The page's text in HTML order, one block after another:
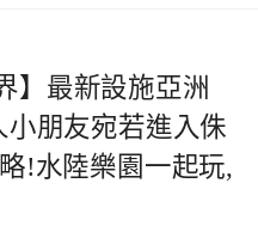
】最新設施亞洲
朋友宛若進入侏
!水陸樂園一起玩,